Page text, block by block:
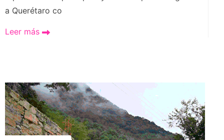
a Querétaro co
Leer más